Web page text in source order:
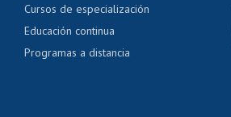
Cursos de especialización
Educación continua
Programas a distancia